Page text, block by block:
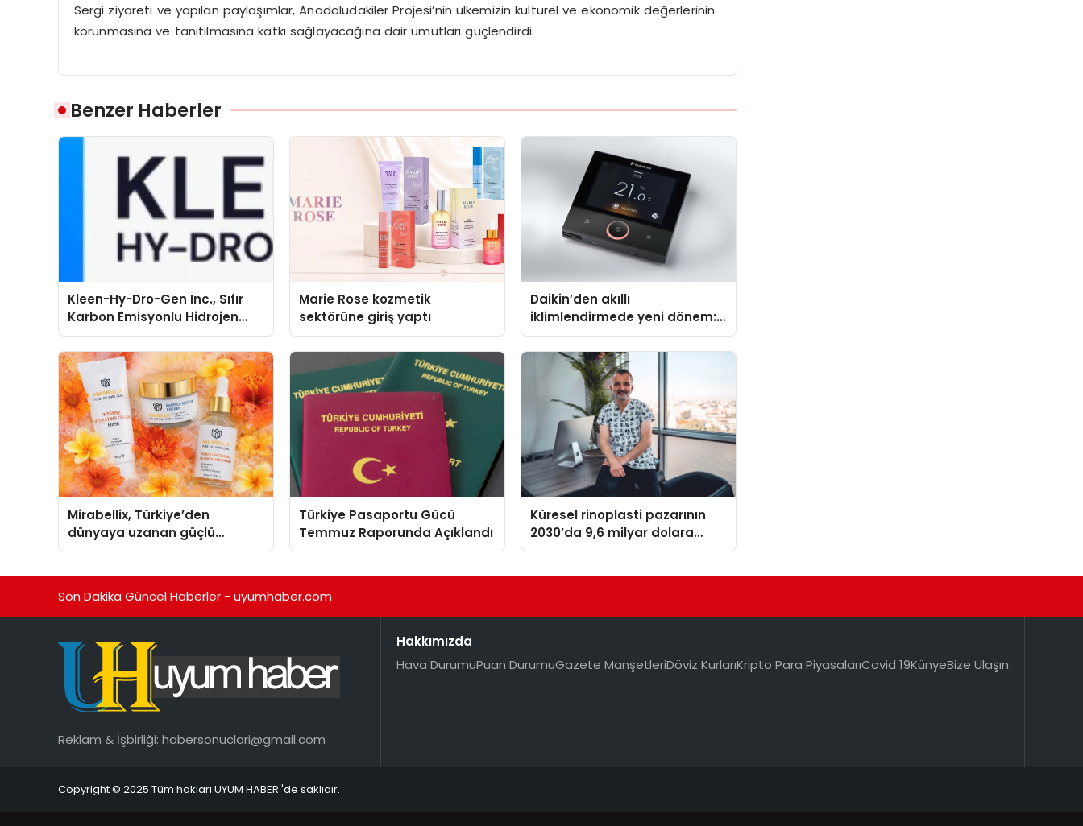
Sergi ziyareti ve yapılan paylaşımlar, Anadoludakiler Projesi’nin ülkemizin kültürel ve ekonomik değerlerinin
korunmasına ve tanıtılmasına katkı sağlayacağına dair umutları güçlendirdi.
Benzer Haberler
Kleen-Hy-Dro-Gen Inc., Sıfır
Karbon Emisyonlu Hidrojen
Isıtma Teknolojisinde ISO ve
TSSA Düzenleyici Onaylarını
Aldı
Marie Rose kozmetik
sektörüne giriş yaptı
Daikin’den akıllı
iklimlendirmede yeni dönem:
Madoka Plus Türkiye’de
Mirabellix, Türkiye’den
dünyaya uzanan güçlü
büyümesini sürdürüyor
Türkiye Pasaportu Gücü
Temmuz Raporunda Açıklandı
Küresel rinoplasti pazarının
2030’da 9,6 milyar dolara
ulaşması bekleniyor
Son Dakika Güncel Haberler - uyumhaber.com
Reklam & İşbirliği: habersonuclari@gmail.com
Hakkımızda
Hava DurumuPuan DurumuGazete ManşetleriDöviz KurlarıKripto Para PiyasalarıCovid 19KünyeBize Ulaşın
Copyright © 2025 Tüm hakları UYUM HABER 'de saklıdır.